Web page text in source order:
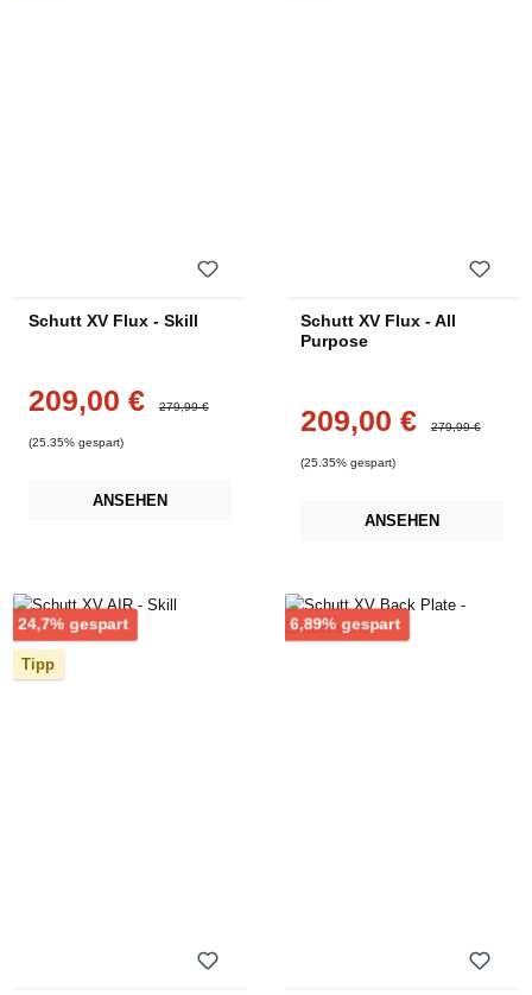
Schutt XV Flux - Skill
Verkaufspreis:
209,00 € Regulärer Preis:
279,99 €
(25.35% gespart)
ANSEHEN
Schutt XV Flux - All
Purpose
Verkaufspreis:
209,00 € Regulärer Preis:
279,99 €
(25.35% gespart)
ANSEHEN
24,7% gespartRabatt
Tipp
6,89% gespartRabatt